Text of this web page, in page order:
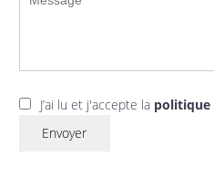
J’ai lu et j'accepte la politique
Envoyer